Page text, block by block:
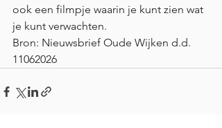
ook een filmpje waarin je kunt zien wat
je kunt verwachten.
Bron: Nieuwsbrief Oude Wijken d.d.
11062026